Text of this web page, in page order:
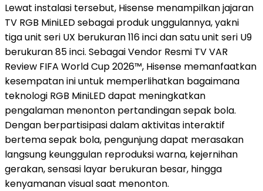
Lewat instalasi tersebut, Hisense menampilkan jajaran
TV RGB MiniLED sebagai produk unggulannya, yakni
tiga unit seri UX berukuran 116 inci dan satu unit seri U9
berukuran 85 inci. Sebagai Vendor Resmi TV VAR
Review FIFA World Cup 2026™, Hisense memanfaatkan
kesempatan ini untuk memperlihatkan bagaimana
teknologi RGB MiniLED dapat meningkatkan
pengalaman menonton pertandingan sepak bola.
Dengan berpartisipasi dalam aktivitas interaktif
bertema sepak bola, pengunjung dapat merasakan
langsung keunggulan reproduksi warna, kejernihan
gerakan, sensasi layar berukuran besar, hingga
kenyamanan visual saat menonton.